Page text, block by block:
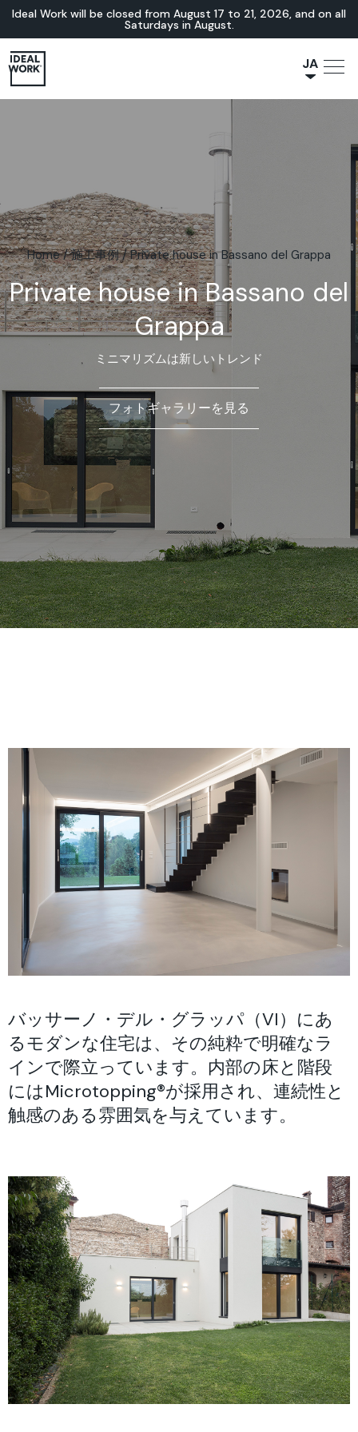
Ideal Work will be closed from August 17 to 21, 2026, and on all
Saturdays in August.
JA
Home/施工事例/Private house in Bassano del Grappa
Private house in Bassano del
Grappa
ミニマリズムは新しいトレンド
フォトギャラリーを見る
バッサーノ・デル・グラッパ（VI）にあ
るモダンな住宅は、その純粋で明確なラ
インで際立っています。内部の床と階段
にはMicrotopping®が採用され、連続性と
触感のある雰囲気を与えています。